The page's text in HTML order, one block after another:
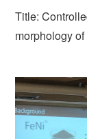
Title:
morphology